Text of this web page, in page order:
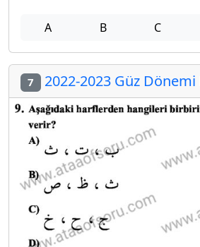
A B C
7 2022-2023 Güz Dönemi